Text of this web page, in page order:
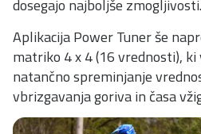
dosegajo najboljše zmogljivosti.
Aplikacija Power Tuner še
matriko 4 x 4 (16 vrednosti),
natančno spreminjanje
vbrizgavanja goriva in časa